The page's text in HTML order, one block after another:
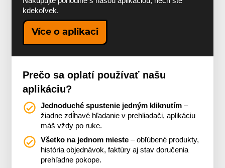
kdekoľvek.
Více o aplikaci
Prečo sa oplatí používať našu
aplikáciu?
Jednoduché spustenie jedným kliknutím –
žiadne zdĺhavé hľadanie v prehliadači, aplikáciu
máš vždy po ruke.
Všetko na jednom mieste – obľúbené produkty,
história objednávok, faktúry aj stav doručenia
prehľadne pokope.